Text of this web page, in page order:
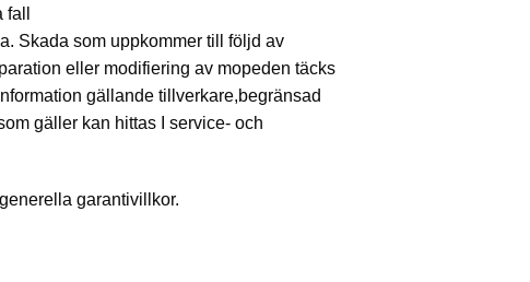
Skada som uppkommer till följd av
eller modifiering av mopeden täcks
gällande tillverkare,begränsad
gäller kan hittas I service- och
garantivillkor.